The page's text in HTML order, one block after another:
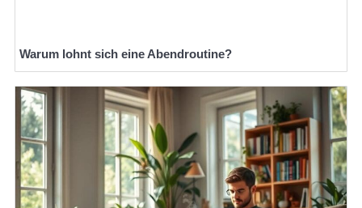
Warum lohnt sich eine Abendroutine?